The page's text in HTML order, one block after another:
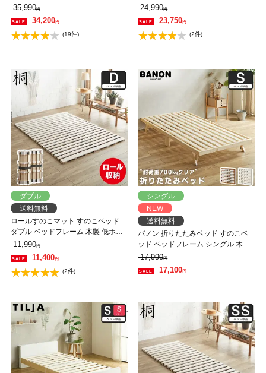
口 タモ 桐 天然木 フロアベッド スマ
ホスタンド付き セミダブルベッド
省スペース コンパクト【フレームの
み】 【大型家具配送】
35,990円
34,200円
(19件)
木 北欧パイン材 フロアベッド すの
こベッド 省スペース ステージベッ
ド
24,990円
23,750円
(2件)
ダブル
送料無料
ロールすのこマット すのこベッド
ダブル ベッドフレーム 木製 低ホル
ムアルデヒド 軽量 軽い コンパクト
すのこマット 桐
11,990円
11,400円
(2件)
シングル
NEW
送料無料
バノン 折りたたみベッド すのこベ
ッド ベッドフレーム シングル 木製
頑丈 耐荷重700kgクリア 組み立てラ
クラク ヘッドレス 低ホルムアルデ
ヒド
17,990円
17,100円